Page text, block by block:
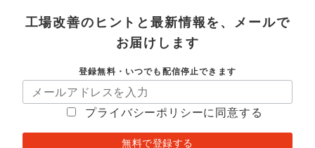
工場改善のヒントと最新情報を、メールで
お届けします
登録無料・いつでも配信停止できます
プライバシーポリシーに同意する